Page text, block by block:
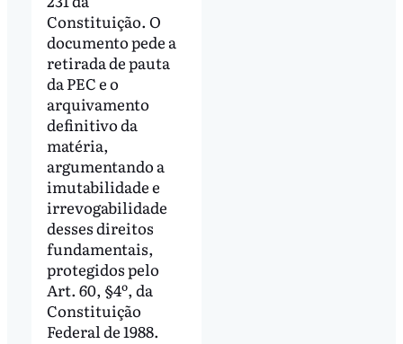
Constituição. O
documento pede a
retirada de pauta
da PEC e o
arquivamento
definitivo da
matéria,
argumentando a
imutabilidade e
irrevogabilidade
desses direitos
fundamentais,
protegidos pelo
Art. 60, §4º, da
Constituição
Federal de 1988.